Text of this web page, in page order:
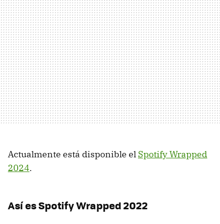
Actualmente está disponible el Spotify Wrapped
2024.
Así es Spotify Wrapped 2022